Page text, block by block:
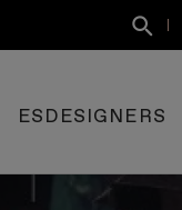
ESDESIGNERS